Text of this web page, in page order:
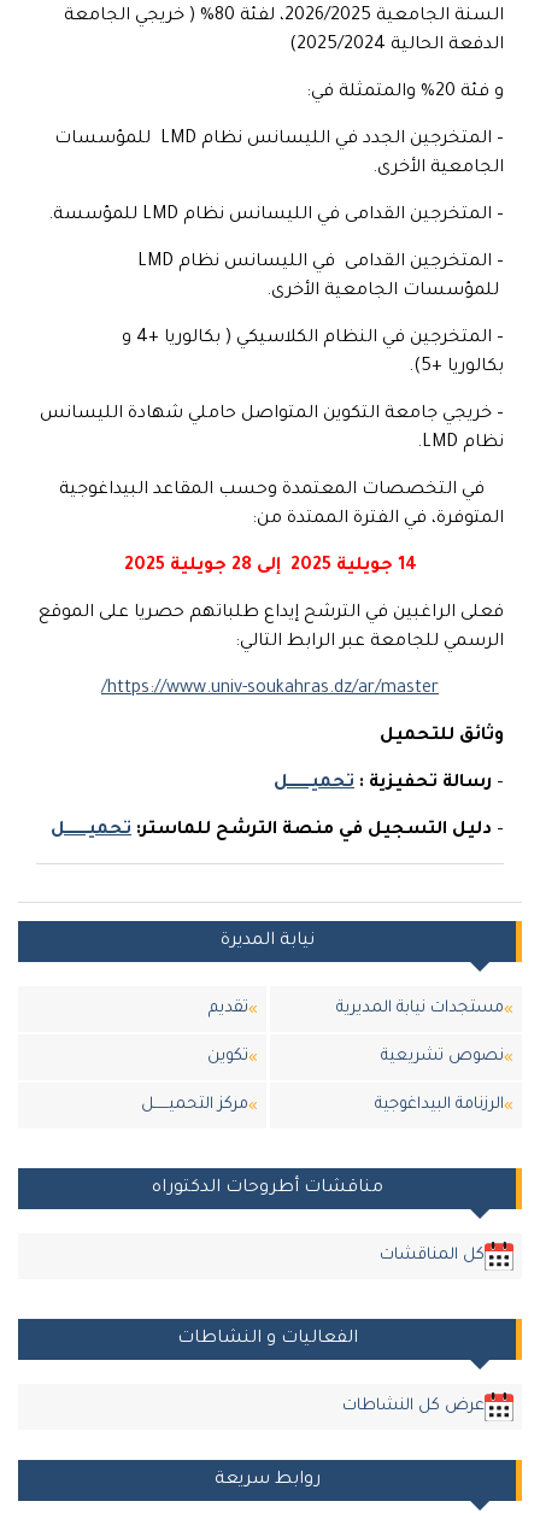
السنة الجامعية 2026/2025، لفئة 80% ( خريجي الجامعة
الدفعة الحالية 2025/2024)
و فئة 20% والمتمثلة في:
– المتخرجين الجدد في الليسانس نظام LMD للمؤسسات
الجامعية الأخرى.
– المتخرجين القدامى في الليسانس نظام LMD للمؤسسة.
– المتخرجين القدامى في الليسانس نظام LMD
للمؤسسات الجامعية الأخرى.
– المتخرجين في النظام الكلاسيكي ( بكالوريا +4 و
بكالوريا +5).
– خريجي جامعة التكوين المتواصل حاملي شهادة الليسانس
نظام LMD.
في التخصصات المعتمدة وحسب المقاعد البيداغوجية
المتوفرة، في الفترة الممتدة من:
14 جويلية 2025 إلى 28 جويلية 2025
فعلى الراغبين في الترشح إيداع طلباتهم حصريا على الموقع
الرسمي للجامعة عبر الرابط التالي:
https://www.univ-soukahras.dz/ar/master/
وثائق للتحميل
– رسالة تحفيزية : تحميـــــــــل
– دليل التسجيل في منصة الترشح للماستر: تحميـــــــــل
نيابة المديرة
مستجدات نيابة المديرية تقديم
نصوص تشريعية تكوين
الرزنامة البيداغوجية مركز التحميــــــل
مناقشات أطروحات الدكتوراه
كل المناقشات
الفعاليات و النشاطات
عرض كل النشاطات
روابط سريعة